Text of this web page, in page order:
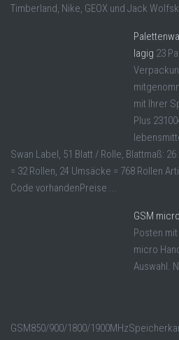
Timberland, Nike, GEOX und Jack
lagig 23
mit Ihrer
Plus
Swan Label, 51 Blatt / Rolle, Blattmaß:
= 32 Rollen, 24 Umsäcke = 768 Rollen
Code vorhandenPreise ...
GSM
Posten mit
micro
Auswahl.
GSM850/900/1800/